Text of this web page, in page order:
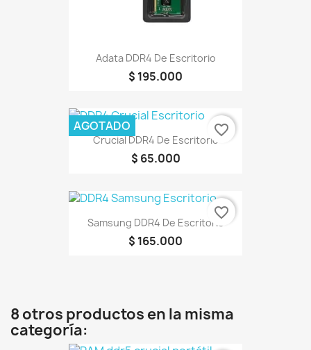
Adata DDR4 De Escritorio
$ 195.000
Crucial DDR4 De Escritorio
$ 65.000
AGOTADO favorite_border
Samsung DDR4 De Escritorio
$ 165.000
favorite_border
8 otros productos en la misma
categoría: